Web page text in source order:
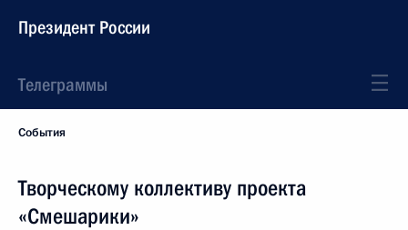
Президент России
Телеграммы
События
Творческому коллективу проекта
«Смешарики»